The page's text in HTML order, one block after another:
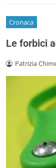
Cronaca
Le forbici
Patrizia